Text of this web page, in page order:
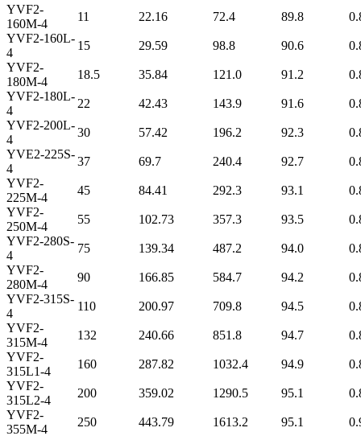
YVF2-
160M-4
11 22.16 72.4 89.8
YVF2-160L-
4
15 29.59 98.8 90.6
YVF2-
180M-4
18.5 35.84 121.0 91.2
YVF2-180L-
4
22 42.43 143.9 91.6
YVF2-200L-
4
30 57.42 196.2 92.3
YVE2-225S-
4
37 69.7 240.4 92.7
YVF2-
225M-4
45 84.41 292.3 93.1
YVF2-
250M-4
55 102.73 357.3 93.5
YVF2-280S-
4
75 139.34 487.2 94.0
YVF2-
280M-4
90 166.85 584.7 94.2
YVF2-315S-
4
110 200.97 709.8 94.5
YVF2-
315M-4
132 240.66 851.8 94.7
YVF2-
315L1-4
160 287.82 1032.4 94.9
YVF2-
315L2-4
200 359.02 1290.5 95.1
YVF2-
355M-4
250 443.79 1613.2 95.1